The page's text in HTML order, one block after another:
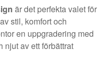
är det perfekta valet för
stil, komfort och
en uppgradering med
njut av ett förbättrat